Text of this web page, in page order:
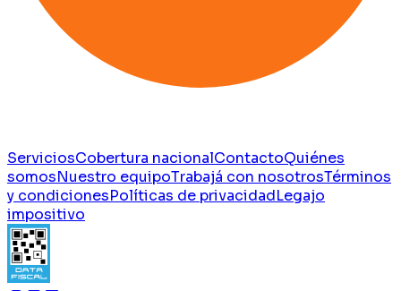
ServiciosCobertura nacionalContactoQuiénes
somosNuestro equipoTrabajá con nosotrosTérminos
y condicionesPolíticas de privacidadLegajo
impositivo